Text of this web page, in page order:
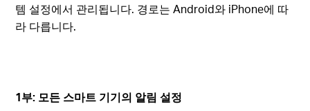
템 설정에서 관리됩니다. 경로는 Android와 iPhone에 따
라 다릅니다.
1부: 모든 스마트 기기의 알림 설정